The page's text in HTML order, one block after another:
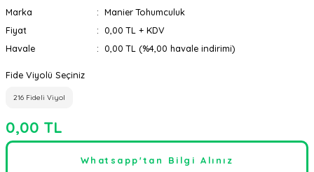
Marka
Manier Tohumculuk
Fiyat
0,00 TL + KDV
Havale
0,00 TL (%4,00 havale indirimi)
Fide Viyolü Seçiniz
216 Fideli Viyol
0,00 TL
Whatsapp'tan Bilgi Alınız